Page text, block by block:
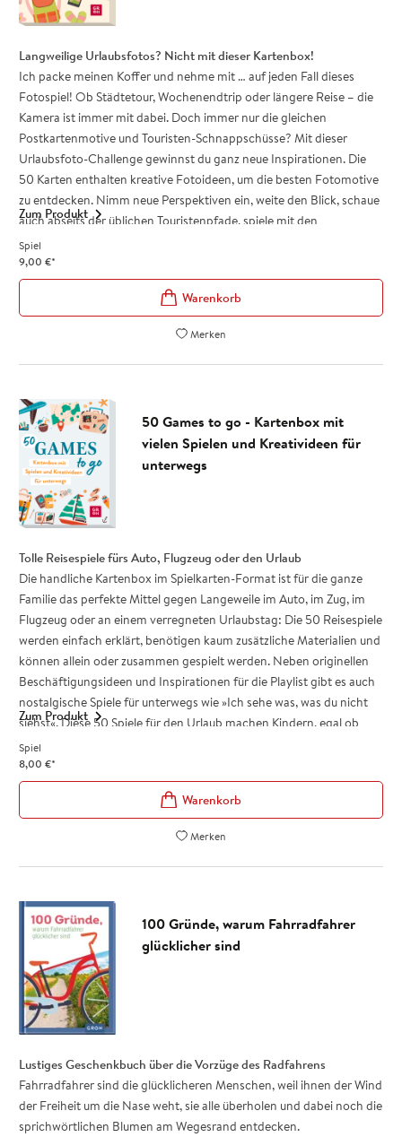
unterwegs bist
Bereit für ein Abenteuer? Mache deinen nächsten Outdoor-Trip zu
einem ganz besonderen Erlebnis! Oder beschenke einen Natur-Fan
und beschere ihm unvergessliche Momente im Grünen!
Langweilige Urlaubsfotos? Nicht mit dieser Kartenbox!
Ich packe meinen Koffer und nehme mit … auf jeden Fall dieses
Fotospiel! Ob Städtetour, Wochenendtrip oder längere Reise – die
Kamera ist immer mit dabei. Doch immer nur die gleichen
Postkartenmotive und Touristen-Schnappschüsse? Mit dieser
Urlaubsfoto-Challenge gewinnst du ganz neue Inspirationen. Die
50 Karten enthalten kreative Fotoideen, um die besten Fotomotive
zu entdecken. Nimm neue Perspektiven ein, weite den Blick, schaue
auch abseits der üblichen Touristenpfade, spiele mit den
Möglichkeiten deiner Kamera und hab vor allem jede Menge Spaß.
Mit diesen Foto-Challenges machst du nicht nur lustige und
kreative Urlaubsfotos, gleichzeitig ist die Box ein tolles Spiel für
unterwegs und damit auch das perfekte Geschenk für alle
Weltenbummler und Reise-Entdecker
„Von A wie Ananas über M wie Mückenstich bis Z wie zartrosa
Wolken: Fotografiere im Laufe deiner Reise dein ganz persönliches
„Mache heute einen Spaziergang und fotografiere etwas in jeder
Farbe des Regenbogens.“
„Fotografiere etwas kopfüber und vertausche Himmel und Erde
auf deinem Foto.“
Kreatives Fotospiel für Urlaub und Reise
50 Karten im handlichen Spielkartenformat – passt in jedes
Handgepäck
Spielbar in der Gruppe und allein, mit dem Handy oder jeder
beliebigen Kamera
Die Challenge kann allein oder in der Gruppe gemacht werden, mit
dem Handy, der Polaroid- oder Profi-Kamera.
Der Kreativität sind
keine Grenzen gesetzt.
Schaffst du es, alle Aufgaben zu lösen? Und
wer hat am Ende die besten Fotos geknipst?Ein tolles Geschenk
und Mitmach-Spiel für alle, die Spaß am Fotografieren haben und
nehmen wollen.
Zum Produkt
Spiel
9,00 €*
Merken
50 Games to go - Kartenbox mit
vielen Spielen und Kreativideen für
unterwegs
Tolle Reisespiele fürs Auto, Flugzeug oder den Urlaub
Die handliche Kartenbox im Spielkarten-Format ist für die ganze
Familie das perfekte Mittel gegen Langeweile im Auto, im Zug, im
Flugzeug oder an einem verregneten Urlaubstag: Die 50 Reisespiele
werden einfach erklärt, benötigen kaum zusätzliche Materialien und
können allein oder zusammen gespielt werden. Neben originellen
Beschäftigungsideen und Inspirationen für die Playlist gibt es auch
nostalgische Spiele für unterwegs wie »Ich sehe was, was du nicht
siehst«. Diese 50 Spiele für den Urlaub machen Kindern, egal ob
Jungen oder Mädchen, und Erwachsenen gleichermaßen Spaß –
damit jede Reise zum Vergnügen wird.
50 unterhaltsame Spiele für unterwegs auf handlichen Karten
Lustige Aufgaben, originelle Spiel-Ideen und nostalgische Spiele
für einen oder mehrere Spieler
Kartenbox Spiele für unterwegs, mit 50 Karten (Maße: 7,3 x 10,3
cm)
Zum Produkt
Spiel
8,00 €*
Merken
100 Gründe, warum Fahrradfahrer
glücklicher sind
Lustiges Geschenkbuch über die Vorzüge des Radfahrens
Fahrradfahrer sind die glücklicheren Menschen, weil ihnen der Wind
der Freiheit um die Nase weht, sie alle überholen und dabei noch die
sprichwörtlichen Blumen am Wegesrand entdecken.